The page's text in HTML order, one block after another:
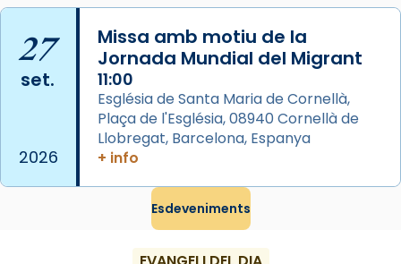
partir de l’Edat Mitjana sorgeix la tradició
que les santes Juliana (“relatiu a Júlia”) i
Semproniana (“relatiu a Semprònia =
eterna”) són deixebles seves. I l’any 1667, el
frare Joan Gaspar Roig, afirma en una obra
que les santes són filles de l’antiga Iluro.
les aconseguirà el 1772. L’ofici que es canta
a la “Missa de les Santes” (“Missa de
27
set.
2026
Missa amb motiu de la
Jornada Mundial del Migrant
11:00
Església de Santa Maria de Cornellà,
Plaça de l'Església, 08940 Cornellà de
Llobregat, Barcelona, Espanya
+ info
Esdeveniments